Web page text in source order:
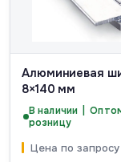
Алюминиевая
8×140 мм
В наличии |
розницу
Цена по запросу